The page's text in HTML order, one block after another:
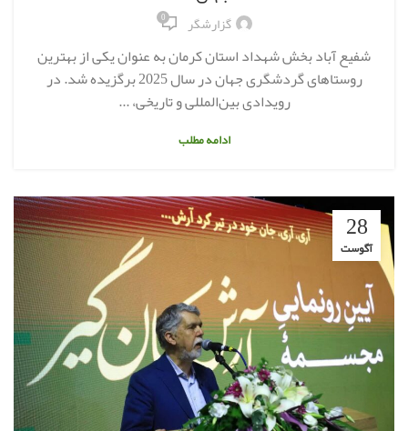
گزارشگر 0
شفیع‌ آباد بخش شهداد استان کرمان به عنوان یکی از بهترین
روستاهای گردشگری جهان در سال 2025 برگزیده شد. در
رویدادی بین‌المللی و تاریخی، ...
ادامه مطلب
28
آگوست